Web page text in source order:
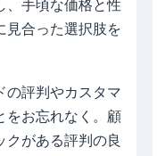
、手頃な価格と性
見合った選択肢を
の評判やカスタマ
をお忘れなく。顧
クがある評判の良